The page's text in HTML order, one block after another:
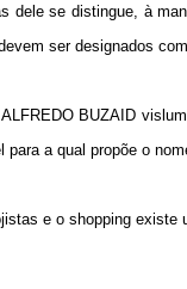
dele se distingue, à
ser designados
BUZAID
a qual propõe o
e o shopping existe